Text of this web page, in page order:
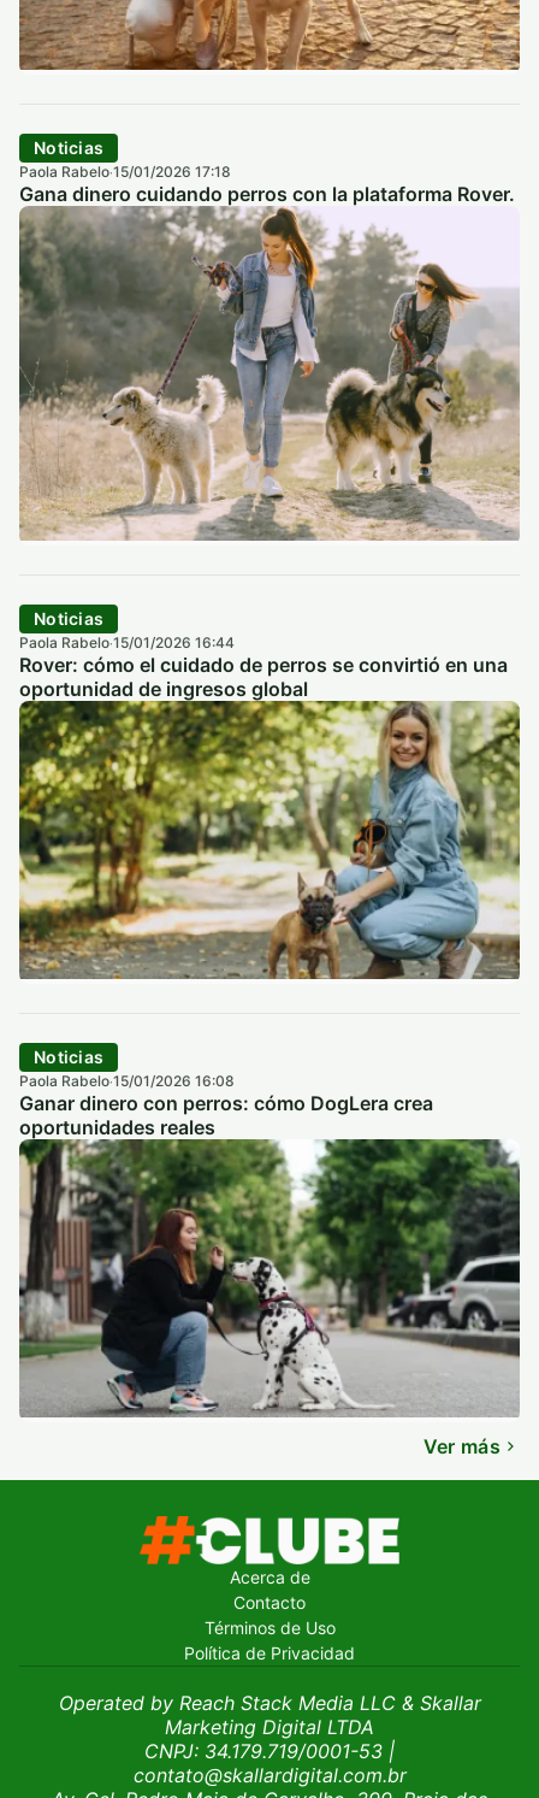
Noticias
Paola Rabelo·15/01/2026 17:18
Gana dinero cuidando perros con la plataforma Rover.
Noticias
Paola Rabelo·15/01/2026 16:44
Rover: cómo el cuidado de perros se convirtió en una
oportunidad de ingresos global
Noticias
Paola Rabelo·15/01/2026 16:08
Ganar dinero con perros: cómo DogLera crea
oportunidades reales
Ver más
Acerca de
Contacto
Términos de Uso
Política de Privacidad
Operated by Reach Stack Media LLC & Skallar
Marketing Digital LTDA
CNPJ: 34.179.719/0001-53 |
contato@skallardigital.com.br